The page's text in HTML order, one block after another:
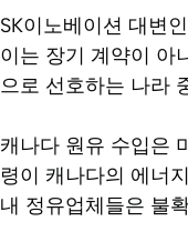
SK이노베이션 대변
이는 장기 계약이 아
으로 선호하는 나라
캐나다 원유 수입은
령이 캐나다의 에너
내 정유업체들은 불